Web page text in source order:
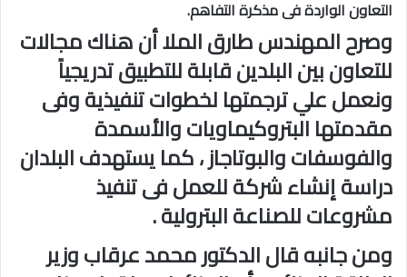
التعاون الواردة فى مذكرة التفاهم.
وصرح المهندس طارق الملا أن هناك مجالات
للتعاون بين البلدين قابلة للتطبيق تدريجياً
ونعمل علي ترجمتها لخطوات تنفيذية وفى
مقدمتها البتروكيماويات والأسمدة
والفوسفات والبوتاجاز ، كما يستهدف البلدان
دراسة إنشاء شركة للعمل فى تنفيذ
مشروعات للصناعة البترولية .
ومن جانبه قال الدكتور محمد عرقاب وزير